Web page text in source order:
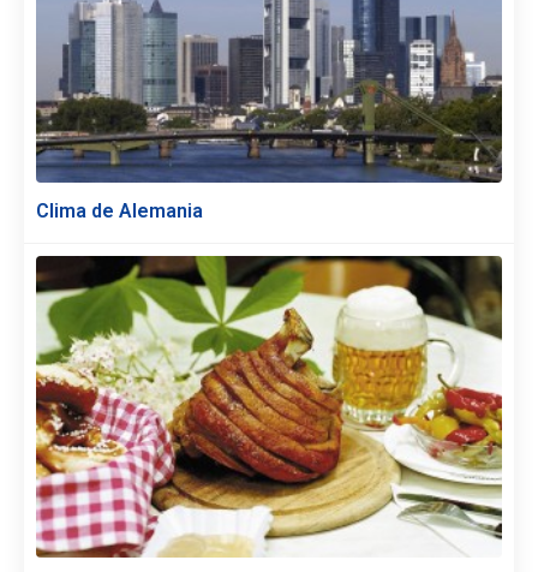
Clima de Alemania